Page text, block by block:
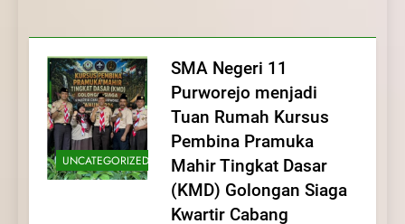
dan Pengabdian Generasi
Pramuka
Pramuka
Kepedulian
UNCATEGORIZED
SMA Negeri 11
Purworejo menjadi
Tuan Rumah Kursus
Pembina Pramuka
Mahir Tingkat Dasar
(KMD) Golongan Siaga
Kwartir Cabang